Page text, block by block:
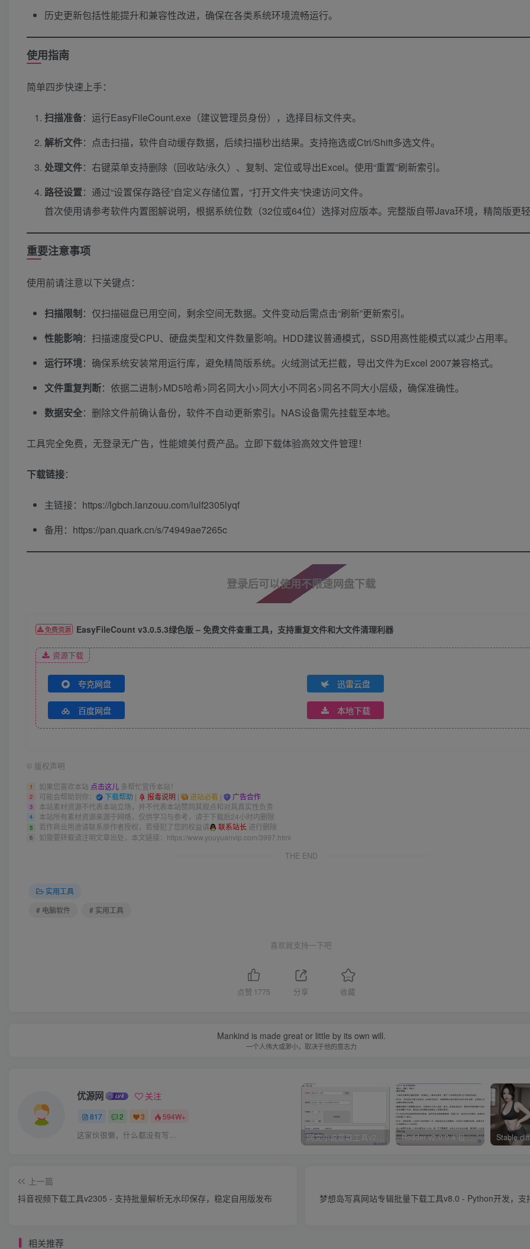
历史更新包括性能提升和兼容性改进，确保在各类系统环境流畅运行。
使用指南
简单四步快速上手：
扫描准备​：运行EasyFileCount.exe（建议管理员身份），选择目标文件夹。
解析文件​：点击扫描，软件自动缓存数据，后续扫描秒出结果。支持拖选或Ctrl/Shift多选文件。
处理文件​：右键菜单支持删除（回收站/永久）、复制、定位或导出Excel。使用“重置”刷新索引。
路径设置​：通过“设置保存路径”自定义存储位置，“打开文件夹”快速访问文件。
首次使用请参考软件内置图解说明，根据系统位数（32位或64位）选择对应版本。完整版自带Java环境，精简版更
重要注意事项
使用前请注意以下关键点：
扫描限制​：仅扫描磁盘已用空间，剩余空间无数据。文件变动后需点击“刷新”更新索引。
性能影响​：扫描速度受CPU、硬盘类型和文件数量影响。HDD建议普通模式，SSD用高性能模式以减少占用率。
运行环境​：确保系统安装常用运行库，避免精简版系统。火绒测试无拦截，导出文件为Excel 2007兼容格式。
文件重复判断​：依据二进制>MD5哈希>同名同大小>同大小不同名>同名不同大小层级，确保准确性。
数据安全​：删除文件前确认备份，软件不自动更新索引。NAS设备需先挂载至本地。
工具完全免费，无登录无广告，性能媲美付费产品。立即下载体验高效文件管理！
下载链接​：
主链接：https://lgbch.lanzouu.com/iulf2305lyqf
备用：https://pan.quark.cn/s/74949ae7265c
登录后可以使用不限速网盘下载
免费资源 EasyFileCount v3.0.5.3绿色版 – 免费文件查重工具，支持重复文件和大文件清理利器​
资源下载
夸克网盘 迅雷云盘
百度网盘 本地下载
© 版权声明
1 如果您喜欢本站 点击这儿 多帮忙宣传本站！
2 可能会帮助到你： 下载帮助 | 报毒说明 | 进站必看 | 广告合作
3 本站素材资源不代表本站立场，并不代表本站赞同其观点和对其真实性负责
4 本站所有素材资源来源于网络，仅供学习与参考，请于下载后24小时内删除
5 若作商业用途请联系原作者授权，若侵犯了您的权益请 联系站长 进行删除
6 如需要转载请注明文章出处，本文链接： https://www.youyuanvip.com/3997.html
THE END
实用工具
# 电脑软件
# 实用工具
喜欢就支持一下吧
点赞 1775 分享 收藏
Mankind is made great or little by its own will.
一个人伟大或渺小，取决于他的意志力
优源网 关注
817 2 3 594W+
这家伙很懒，什么都没有写... 网文小说提取工具v2.10.02 可以自动下载小说 从此不再花钱看小说 Reader v2.0.0.4 极简小说阅读器支持导入在线及离线书源
上一篇
抖音视频下载工具v2305 - 支持批量解析无水印保存，稳定自用版发布​
梦想岛写真网站专辑批量下载工具v8.0 - Python开发，支
相关推荐